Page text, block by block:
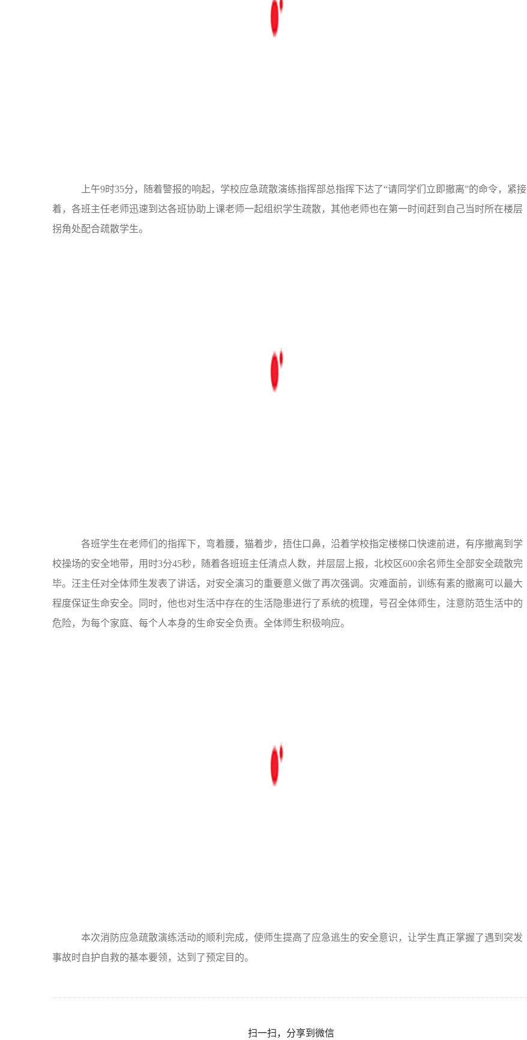
上午9时35分，随着警报的响起，学校应急疏散演练指挥部总指挥下达了“请同学们立即撤离”的命令，紧接
着，各班主任老师迅速到达各班协助上课老师一起组织学生疏散，其他老师也在第一时间赶到自己当时所在楼层
拐角处配合疏散学生。
各班学生在老师们的指挥下，弯着腰，猫着步，捂住口鼻，沿着学校指定楼梯口快速前进，有序撤离到学
校操场的安全地带，用时3分45秒，随着各班班主任清点人数，并层层上报，北校区600余名师生全部安全疏散完
毕。汪主任对全体师生发表了讲话，对安全演习的重要意义做了再次强调。灾难面前，训练有素的撤离可以最大
程度保证生命安全。同时，他也对生活中存在的生活隐患进行了系统的梳理，号召全体师生，注意防范生活中的
危险，为每个家庭、每个人本身的生命安全负责。全体师生积极响应。
本次消防应急疏散演练活动的顺利完成，使师生提高了应急逃生的安全意识，让学生真正掌握了遇到突发
事故时自护自救的基本要领，达到了预定目的。
扫一扫，分享到微信